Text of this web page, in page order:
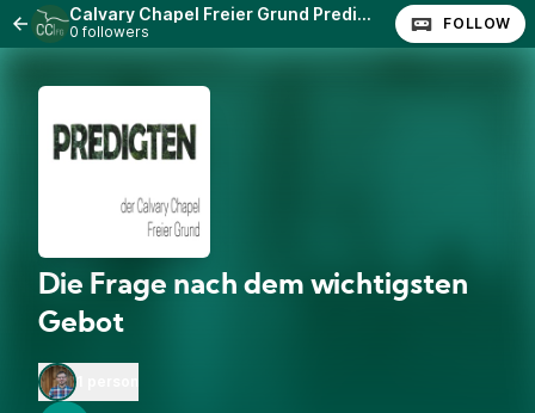
Calvary Chapel Freier Grund Predigten
0 followers FOLLOW
Die Frage nach dem wichtigsten
Gebot